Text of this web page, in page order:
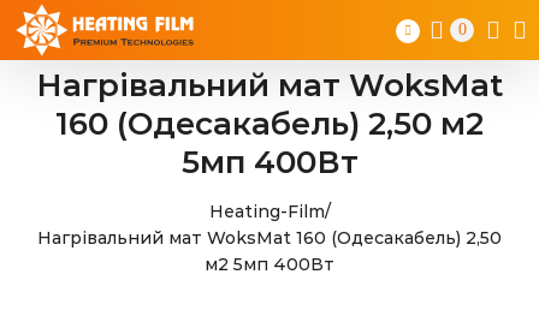
Skip
content
0
Нагрівальний мат WoksMat
160 (Одесакабель) 2,50 м2
5мп 400Вт
Heating-Film/
Нагрівальний мат WoksMat 160 (Одесакабель) 2,50
м2 5мп 400Вт